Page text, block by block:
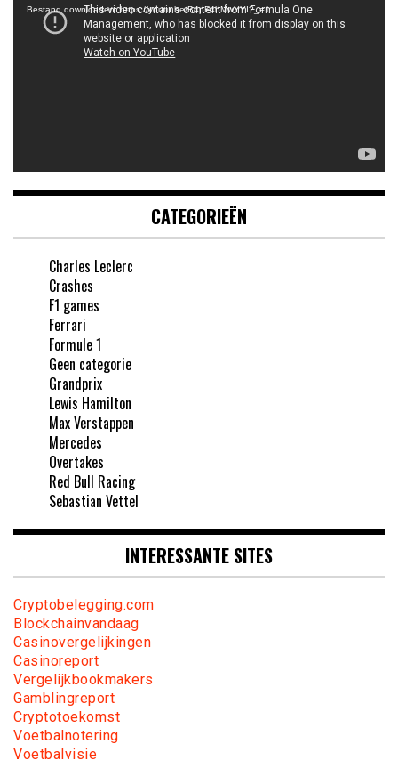
Bestand downloaden: https://youtu.be/B4pF4bMwYYI?_=1
CATEGORIEËN
Charles Leclerc
Crashes
F1 games
Ferrari
Formule 1
Geen categorie
Grandprix
Lewis Hamilton
Max Verstappen
Mercedes
Overtakes
Red Bull Racing
Sebastian Vettel
INTERESSANTE SITES
Cryptobelegging.com
Blockchainvandaag
Casinovergelijkingen
Casinoreport
Vergelijkbookmakers
Gamblingreport
Cryptotoekomst
Voetbalnotering
Voetbalvisie